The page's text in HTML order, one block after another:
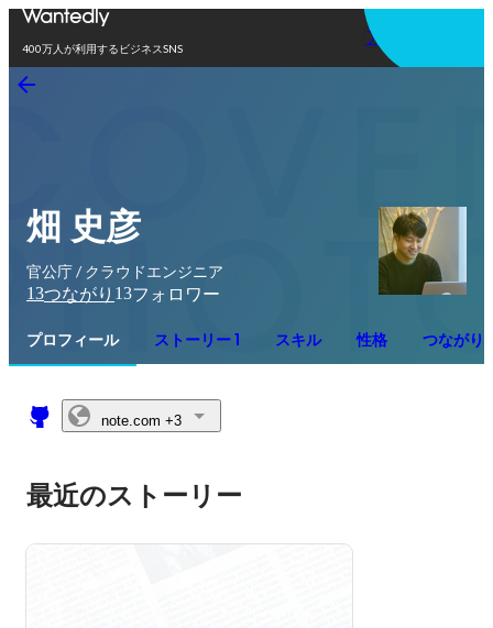
400万人が利用するビジネスSNS
アプリを使う
畑 史彦
官公庁 / クラウドエンジニア
13つながり 13フォロワー
プロフィール ストーリー 1 スキル 性格 つながり
note.com +3
最近のストーリー